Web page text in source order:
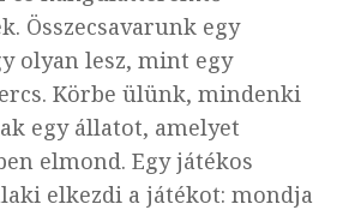
Összecsavarunk egy
olyan lesz, mint egy
Körbe ülünk, mindenki
egy állatot, amelyet
elmond. Egy játékos
elkezdi a játékot: mondja